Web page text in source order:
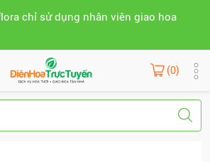
chỉ sử dụng nhân viên giao hoa
(0)